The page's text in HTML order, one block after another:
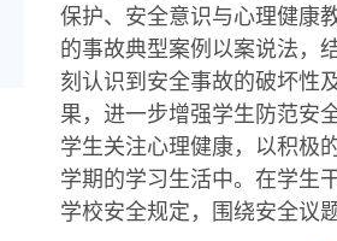
保护、安全意识与心理健康
的事故典型案例以案说法，
刻认识到安全事故的破坏性
果，进一步增强学生防范安
学生关注心理健康，以积极
学期的学习生活中。在学生
学校安全规定，围绕安全议